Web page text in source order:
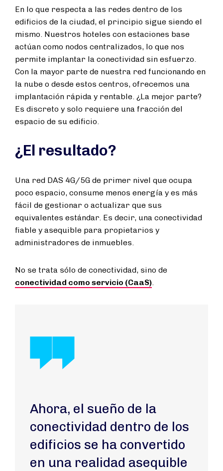
En lo que respecta a las redes dentro de los
edificios de la ciudad, el principio sigue siendo el
mismo. Nuestros hoteles con estaciones base
actúan como nodos centralizados, lo que nos
permite implantar la conectividad sin esfuerzo.
Con la mayor parte de nuestra red funcionando en
la nube o desde estos centros, ofrecemos una
implantación rápida y rentable. ¿La mejor parte?
Es discreto y solo requiere una fracción del
espacio de su edificio.
¿El resultado?
Una red DAS 4G/5G de primer nivel que ocupa
poco espacio, consume menos energía y es más
fácil de gestionar o actualizar que sus
equivalentes estándar. Es decir, una conectividad
fiable y asequible para propietarios y
administradores de inmuebles.
No se trata sólo de conectividad, sino de
conectividad como servicio (CaaS).
Ahora, el sueño de la
conectividad dentro de los
edificios se ha convertido
en una realidad asequible